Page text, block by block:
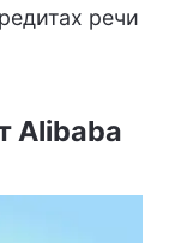
речи
Alibaba